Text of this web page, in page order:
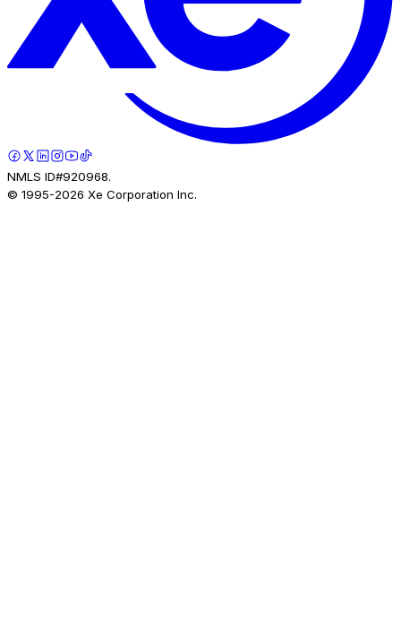
NMLS ID#920968.
© 1995-2026 Xe Corporation Inc.